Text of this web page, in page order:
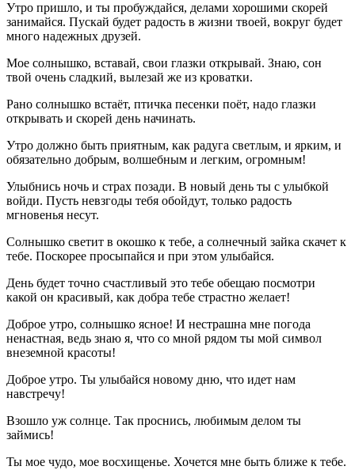
Утро пришло, и ты пробуждайся, делами хорошими скорей
занимайся. Пускай будет радость в жизни твоей, вокруг будет
много надежных друзей.
Мое солнышко, вставай, свои глазки открывай. Знаю, сон
твой очень сладкий, вылезай же из кроватки.
Рано солнышко встаёт, птичка песенки поёт, надо глазки
открывать и скорей день начинать.
Утро должно быть приятным, как радуга светлым, и ярким, и
обязательно добрым, волшебным и легким, огромным!
Улыбнись ночь и страх позади. В новый день ты с улыбкой
войди. Пусть невзгоды тебя обойдут, только радость
мгновенья несут.
Солнышко светит в окошко к тебе, а солнечный зайка скачет к
тебе. Поскорее просыпайся и при этом улыбайся.
День будет точно счастливый это тебе обещаю посмотри
какой он красивый, как добра тебе страстно желает!
Доброе утро, солнышко ясное! И нестрашна мне погода
ненастная, ведь знаю я, что со мной рядом ты мой символ
внеземной красоты!
Доброе утро. Ты улыбайся новому дню, что идет нам
навстречу!
Взошло уж солнце. Так проснись, любимым делом ты
займись!
Ты мое чудо, мое восхищенье. Хочется мне быть ближе к тебе.